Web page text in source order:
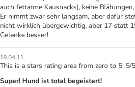
auch fettarme Kausnacks), keine
Er nimmt zwar sehr langsam, aber dafür
nicht wirklich übergewichtig, aber 17 statt
Gelenke besser!
19.04.11
This is a stars rating area from zero to 5: 5/5
Super! Hund ist total begeistert!